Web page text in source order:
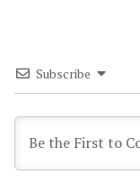
Subscribe